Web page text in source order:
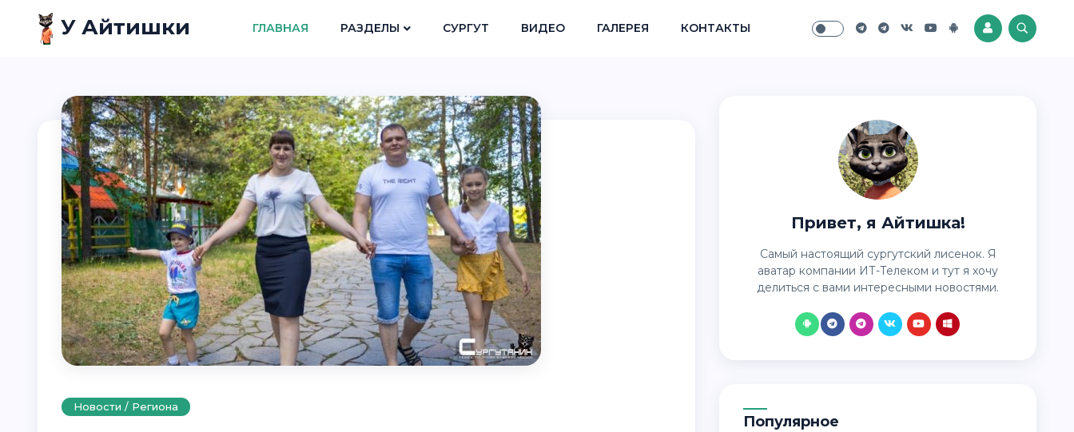
У Айтишки ГЛАВНАЯ РАЗДЕЛЫ СУРГУТ ВИДЕО ГАЛЕРЕЯ КОНТАКТЫ
Новости / Региона
Привет, я Айтишка!
Самый настоящий сургутский лисенок. Я
аватар компании ИТ-Телеком и тут я хочу
делиться с вами интересными новостями.
Популярное